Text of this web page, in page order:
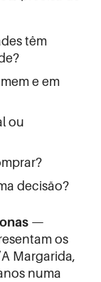
têm
e em
ou
decisão?
—
os
Margarida,
numa